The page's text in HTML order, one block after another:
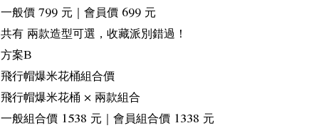
一般價 799 元｜會員價 699 元
共有 兩款造型可選，收藏派別錯過！
方案B
飛行帽爆米花桶組合價
飛行帽爆米花桶 × 兩款組合
一般組合價 1538 元｜會員組合價 1338 元